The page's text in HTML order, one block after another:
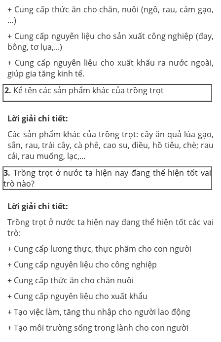
+ Cung cấp thức ăn cho chăn, nuôi (ngô, rau, cám gạo,
…)
+ Cung cấp nguyên liệu cho sản xuất công nghiệp (đay,
bông, tơ lụa,...)
+ Cung cấp nguyên liệu cho xuất khẩu ra nước ngoài,
giúp gia tăng kinh tế.
2. Kể tên các sản phẩm khác của trồng trọt
Lời giải chi tiết:
Các sản phẩm khác của trồng trọt: cây ăn quả lúa gạo,
sắn, rau, trái cây, cà phê, cao su, điều, hồ tiêu, chè; rau
cải, rau muống, lạc,...
3. Trồng trọt ở nước ta hiện nay đang thể hiện tốt vai
trò nào?
Lời giải chi tiết:
Trồng trọt ở nước ta hiện nay đang thể hiện tốt các vai
trò:
+ Cung cấp lương thực, thực phẩm cho con người
+ Cung cấp nguyên liệu cho công nghiệp
+ Cung cấp thức ăn cho chăn nuôi
+ Cung cấp nguyên liệu cho xuất khẩu
+ Tạo việc làm, tăng thu nhập cho người lao động
+ Tạo môi trường sống trong lành cho con người